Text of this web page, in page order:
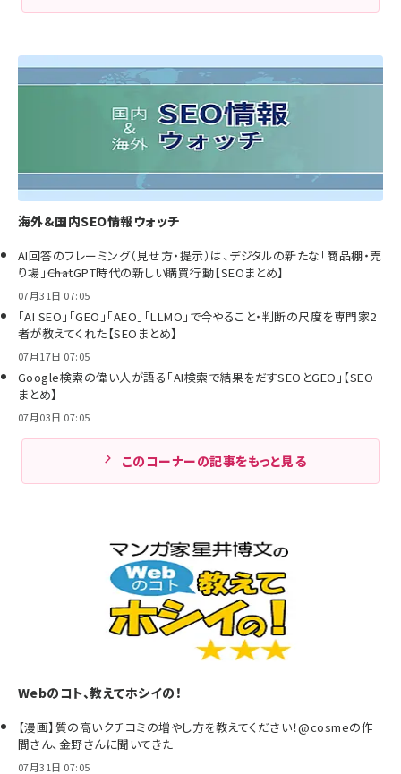
海外&国内SEO情報ウォッチ
AI回答のフレーミング（見せ方・提示）は、デジタルの新たな「商品棚・売
り場」――ChatGPT時代の新しい購買行動【SEOまとめ】
07月31日 07:05
「AI SEO」「GEO」「AEO」「LLMO」で今やること・判断の尺度を専門家2
者が教えてくれた【SEOまとめ】
07月17日 07:05
Google検索の偉い人が語る「AI検索で結果をだすSEOとGEO」【SEO
まとめ】
07月03日 07:05
このコーナーの記事をもっと見る
Webのコト、教えてホシイの！
【漫画】質の高いクチコミの増やし方を教えてください！@cosmeの作
間さん、金野さんに聞いてきた
07月31日 07:05